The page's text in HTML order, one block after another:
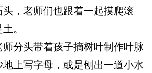
，老师们也跟着一起摸爬滚
。
分头带着孩子摘树叶制作叶脉
上写字母，或是刨出一道小水